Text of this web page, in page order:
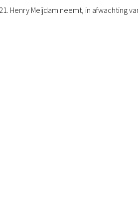
Henry Meijdam neemt, in afwachting